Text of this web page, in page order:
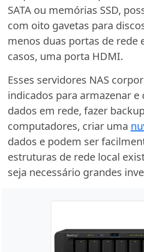
SATA ou memórias SSD,
com oito gavetas para
menos duas portas de rede
casos, uma porta HDMI.
Esses servidores NAS
indicados para armazenar
dados em rede, fazer
computadores, criar uma
dados e podem ser
estruturas de rede local
seja necessário grandes